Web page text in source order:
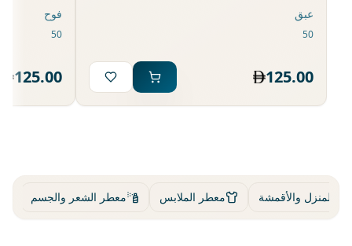
عبق
125.00
فوح
125.00
المنزل والأقمشة معطر الملابس معطر الشعر والجسم